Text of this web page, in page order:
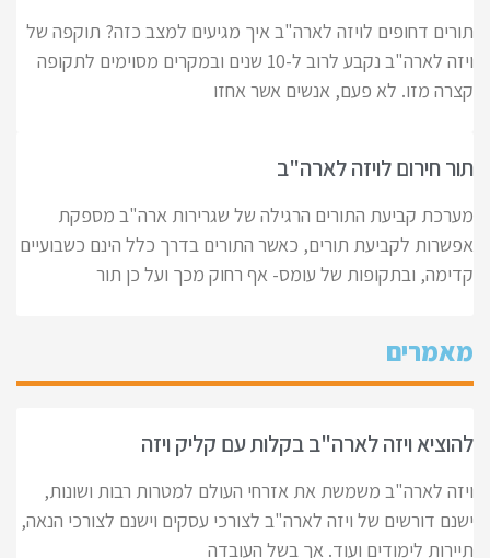
תורים דחופים לויזה לארה"ב איך מגיעים למצב כזה? תוקפה של
ויזה לארה"ב נקבע לרוב ל-10 שנים ובמקרים מסוימים לתקופה
קצרה מזו. לא פעם, אנשים אשר אחזו
תור חירום לויזה לארה"ב
מערכת קביעת התורים הרגילה של שגרירות ארה"ב מספקת
אפשרות לקביעת תורים, כאשר התורים בדרך כלל הינם כשבועיים
קדימה, ובתקופות של עומס- אף רחוק מכך ועל כן תור
מאמרים
להוציא ויזה לארה"ב בקלות עם קליק ויזה
ויזה לארה"ב משמשת את אזרחי העולם למטרות רבות ושונות,
ישנם דורשים של ויזה לארה"ב לצורכי עסקים וישנם לצורכי הנאה,
תיירות לימודים ועוד. אך בשל העובדה